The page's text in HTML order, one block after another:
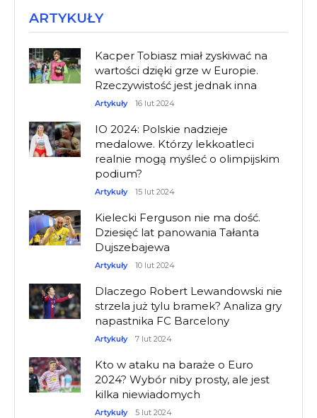
ARTYKUŁY
Kacper Tobiasz miał zyskiwać na
wartości dzięki grze w Europie.
Rzeczywistość jest jednak inna
Artykuły 16 lut 2024
IO 2024: Polskie nadzieje
medalowe. Którzy lekkoatleci
realnie mogą myśleć o olimpijskim
podium?
Artykuły 15 lut 2024
Kielecki Ferguson nie ma dość.
Dziesięć lat panowania Tałanta
Dujszebajewa
Artykuły 10 lut 2024
Dlaczego Robert Lewandowski nie
strzela już tylu bramek? Analiza gry
napastnika FC Barcelony
Artykuły 7 lut 2024
Kto w ataku na baraże o Euro
2024? Wybór niby prosty, ale jest
kilka niewiadomych
Artykuły 5 lut 2024